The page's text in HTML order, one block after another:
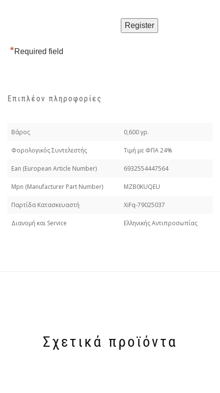
*Required field
Επιπλέον πληροφορίες
Βάρος 0,600 γρ.
Φορολογικός Συντελεστής Τιμή με ΦΠΑ 24%
Εan (European Article Number) 6932554447564
Mpn (Manufacturer Part Number) MZB0KUQEU
Παρτίδα Κατασκευαστή XiFq-79025037
Διανομή και Service Ελληνικής Αντιπροσωπίας
Σχετικά προϊόντα